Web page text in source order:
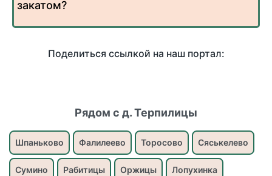
закатом?
Поделиться ссылкой на наш портал:
Рядом с д. Терпилицы
Шпаньково Фалилеево Торосово Сяськелево
Сумино Рабитицы Оржицы Лопухинка